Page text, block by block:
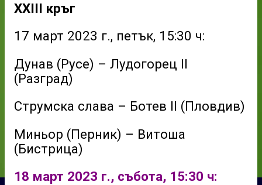
XXIII кръг
17 март 2023 г., петък, 15:30 ч:
Дунав (Русе) – Лудогорец II
(Разград)
Струмска слава – Ботев II (Пловдив)
Миньор (Перник) – Витоша
(Бистрица)
18 март 2023 г., събота, 15:30 ч: